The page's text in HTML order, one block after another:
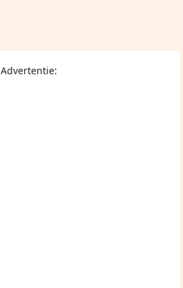
Advertentie: